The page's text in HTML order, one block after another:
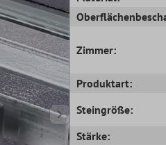
Zimmer:
Produktart:
Steingröße:
Stärke: